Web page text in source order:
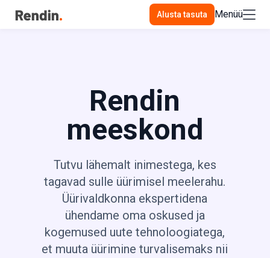
Alusta tasuta Menüü
Rendin
meeskond
Tutvu lähemalt inimestega, kes
tagavad sulle üürimisel meelerahu.
Üürivaldkonna ekspertidena
ühendame oma oskused ja
kogemused uute tehnoloogiatega,
et muuta üürimine turvalisemaks nii